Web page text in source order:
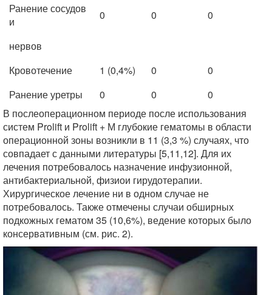
Ранение сосудов
и
0 0 0
нервов
Кровотечение
1 (0,4%) 0
0
Ранение уретры
0 0
0
В послеоперационном периоде после использования
систем Prolift и Prolift + М глубокие гематомы в области
операционной зоны возникли в 11 (3,3 %) случаях, что
совпадает с данными литературы [5,11,12]. Для их
лечения потребовалось назначение инфузионной,
антибактериальной, физиои гирудотерапии.
Хирургическое лечение ни в одном случае не
потребовалось. Также отмечены случаи обширных
подкожных гематом 35 (10,6%), ведение которых было
консервативным (см. рис. 2).